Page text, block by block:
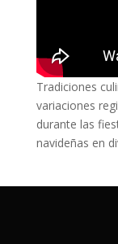
Tradiciones
variaciones
durante las
navideñas en